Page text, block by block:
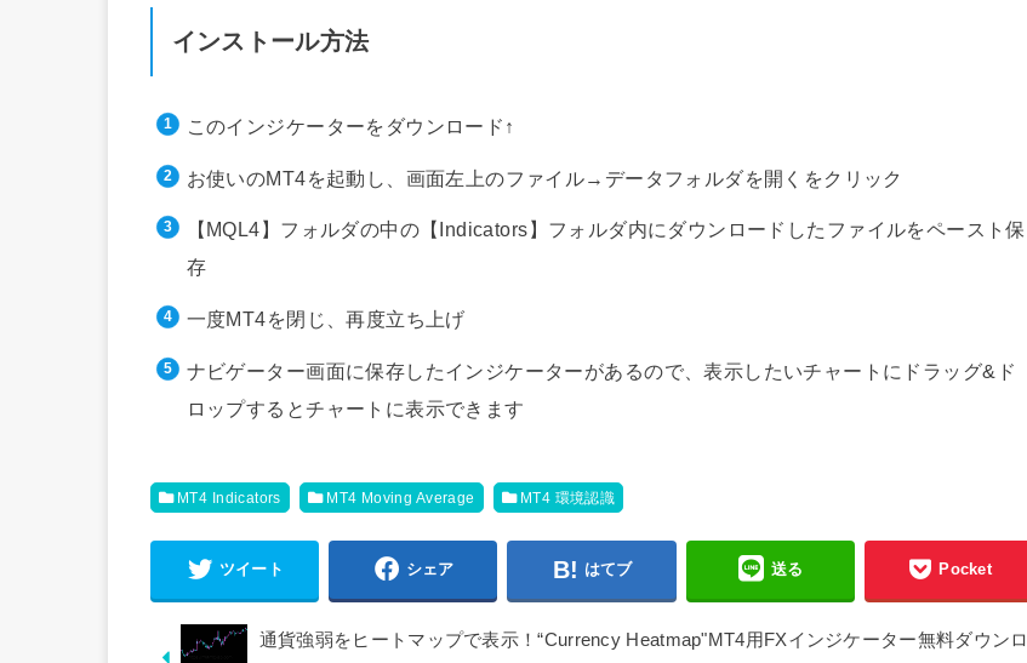
インストール方法
このインジケーターをダウンロード↑
お使いのMT4を起動し、画面左上のファイル→データフォルダを開くをクリック
【MQL4】フォルダの中の【Indicators】フォルダ内にダウンロードしたファイルをペースト保
存
一度MT4を閉じ、再度立ち上げ
ナビゲーター画面に保存したインジケーターがあるので、表示したいチャートにドラッグ&ド
ロップするとチャートに表示できます
MT4 Indicators MT4 Moving Average MT4 環境認識
ツイート シェア はてブ 送る Pocket
通貨強弱をヒートマップで表示！“Currency Heatmap"MT4用FXインジケーター無料ダウンロ